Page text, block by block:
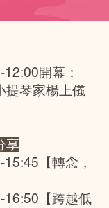
開幕：
提琴家楊上儀
享
【轉念，
16:50【跨越低